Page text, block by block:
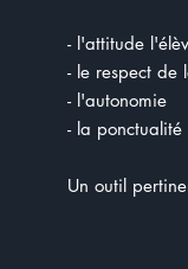
- l'attitude
- le respect de
- l'autonomie
- la
Un outil